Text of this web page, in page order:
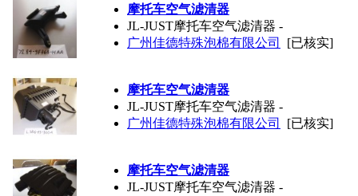
摩托车空气滤清器
JL-JUST摩托车空气滤清器 -
广州佳德特殊泡棉有限公司
[已核实]
摩托车空气滤清器
JL-JUST摩托车空气滤清器 -
广州佳德特殊泡棉有限公司
[已核实]
摩托车空气滤清器
JL-JUST摩托车空气滤清器 -